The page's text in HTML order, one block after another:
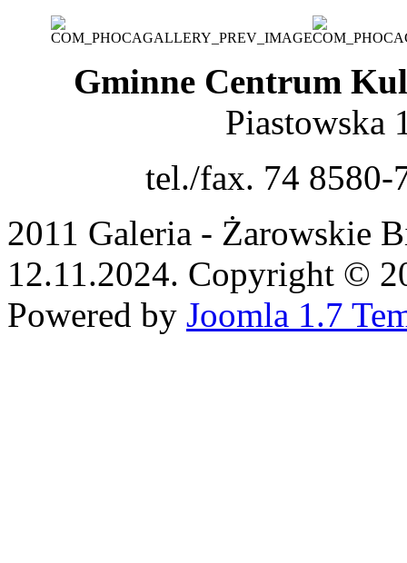
Gminne Centrum
Piastowska
tel./fax. 74 8580-
2011 Galeria - Żarowskie
12.11.2024. Copyright ©
Powered by Joomla 1.7